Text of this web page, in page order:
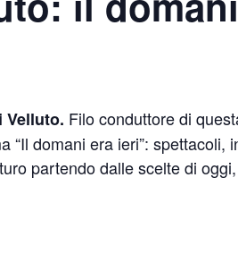
Velluto. Filo conduttore di
“Il domani era ieri”:
partendo dalle scelte di